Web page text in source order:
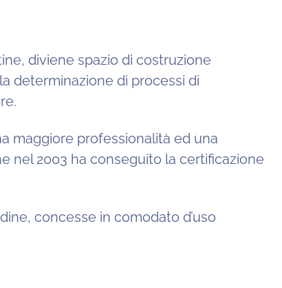
diviene spazio di costruzione
determinazione di processi di
maggiore professionalità ed una
nel 2003 ha conseguito la certificazione
concesse in comodato d’uso